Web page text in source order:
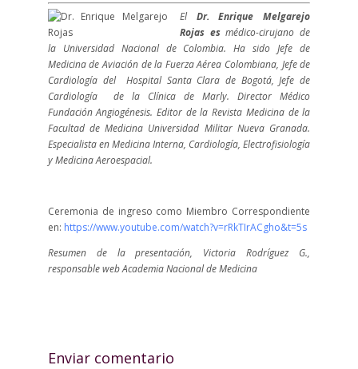
El Dr. Enrique Melgarejo
Rojas esmédico-cirujano de
la Universidad Nacional de Colombia. Ha sidoJefe de
Medicina de Aviación de la Fuerza Aérea Colombiana, Jefe de
Cardiología del Hospital Santa Clara de Bogotá, Jefe de
Cardiología de la Clínica de Marly. Director Médico
Fundación Angiogénesis. Editor de la Revista Medicina de la
Facultad de Medicina Universidad Militar Nueva Granada.
Especialista en Medicina Interna, Cardiología, Electrofisiología
y Medicina Aeroespacial.
Ceremonia de ingreso como Miembro Correspondiente
en: https://www.youtube.com/watch?v=rRkTIrACgho&t=5s
Resumen de la presentación, Victoria Rodríguez G.,
responsable web Academia Nacional de Medicina
Enviar comentario